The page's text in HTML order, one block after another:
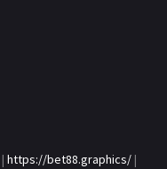
| https://bet88.graphics/ |